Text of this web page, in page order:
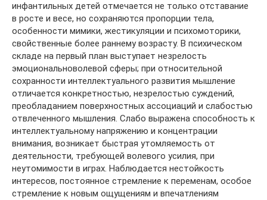
инфантильных детей отмечается не только отставание
в росте и весе, но сохраняются пропорции тела,
особенности мимики, жестикуляции и психомоторики,
свойственные более раннему возрасту. В психическом
складе на первый план выступает незрелость
эмоциональноволевой сферы; при относительной
сохранности интеллектуального развития мышление
отличается конкретностью, незрелостью суждений,
преобладанием поверхностных ассоциаций и слабостью
отвлеченного мышления. Слабо выражена способность к
интеллектуальному напряжению и концентрации
внимания, возникает быстрая утомляемость от
деятельности, требующей волевого усилия, при
неутомимости в играх. Наблюдается нестойкость
интересов, постоянное стремление к переменам, особое
стремление к новым ощущениям и впечатлениям